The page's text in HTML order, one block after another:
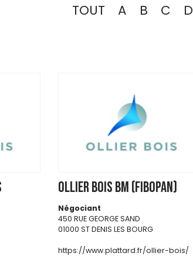
TOUT A B C D
OLLIER BOIS BM (FIBOPAN)
Négociant
450 RUE GEORGE SAND
01000 ST DENIS LES BOURG
https://www.plattard.fr/ollier-bois/